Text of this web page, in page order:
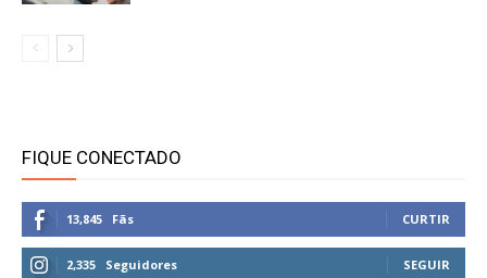
FIQUE CONECTADO
13,845 Fãs CURTIR
2,335 Seguidores SEGUIR